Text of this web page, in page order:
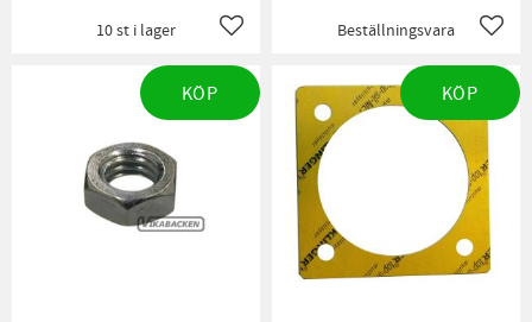
Lägg till i favoriter
10 st i lager Beställningsvara
KÖP KÖP